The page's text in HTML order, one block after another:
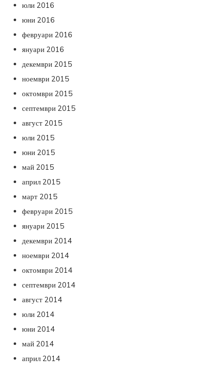
юли 2016
юни 2016
февруари 2016
януари 2016
декември 2015
ноември 2015
октомври 2015
септември 2015
август 2015
юли 2015
юни 2015
май 2015
април 2015
март 2015
февруари 2015
януари 2015
декември 2014
ноември 2014
октомври 2014
септември 2014
август 2014
юли 2014
юни 2014
май 2014
април 2014